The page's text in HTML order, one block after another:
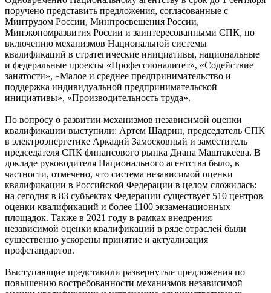
поручено представить предложения, согласованные с
Минтрудом России, Минпросвещения России,
Минэкономразвития России и заинтересованными СПК, по
включению механизмов Национальной системы
квалификаций в стратегические инициативы, национальные
и федеральные проекты «Профессионалитет», «Содействие
занятости», «Малое и среднее предпринимательство и
поддержка индивидуальной предпринимательской
инициативы», «Производительность труда».
По вопросу о развитии механизмов независимой оценки
квалификации выступили: Артем Шадрин, председатель СПК
в электроэнергетике Аркадий Замосковный и заместитель
председателя СПК финансового рынка Диана Маштакеева. В
докладе руководителя Национального агентства было, в
частности, отмечено, что система независимой оценки
квалификации в Российской Федерации в целом сложилась:
на сегодня в 83 субъектах Федерации существует 510 центров
оценки квалификаций и более 1100 экзаменационных
площадок. Также в 2021 году в рамках внедрения
независимой оценки квалификаций в ряде отраслей были
существенно ускорены принятие и актуализация
профстандартов.
Выступающие представили развернутые предложения по
повышению востребованности механизмов независимой